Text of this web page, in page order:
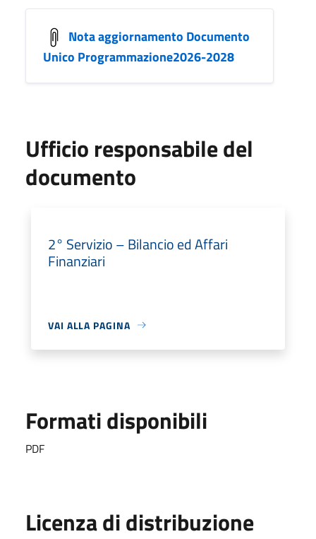
Nota aggiornamento Documento
Unico Programmazione2026-2028
Ufficio responsabile del
documento
2° Servizio – Bilancio ed Affari
Finanziari
VAI ALLA PAGINA
Formati disponibili
PDF
Licenza di distribuzione